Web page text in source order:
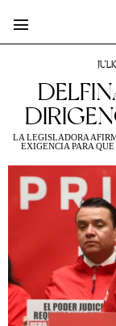
LA LEGISLADORA
EXIGENCIA PARA